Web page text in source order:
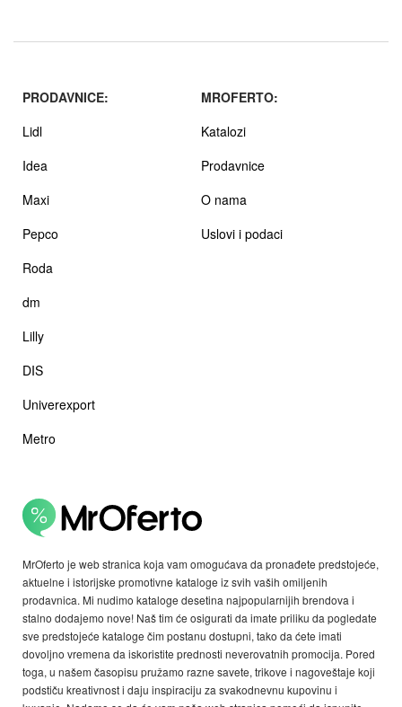
MrOferto je web stranica koja vam omogućava da pronađete predstojeće,
aktuelne i istorijske promotivne kataloge iz svih vaših omiljenih
prodavnica. Mi nudimo kataloge desetina najpopularnijih brendova i
stalno dodajemo nove! Naš tim će osigurati da imate priliku da pogledate
sve predstojeće kataloge čim postanu dostupni, tako da ćete imati
dovoljno vremena da iskoristite prednosti neverovatnih promocija. Pored
toga, u našem časopisu pružamo razne savete, trikove i nagoveštaje koji
podstiču kreativnost i daju inspiraciju za svakodnevnu kupovinu i
PRODAVNICE:
Lidl
Idea
Maxi
Pepco
Roda
dm
Lilly
DIS
Univerexport
Metro
MROFERTO:
Katalozi
Prodavnice
O nama
Uslovi i podaci